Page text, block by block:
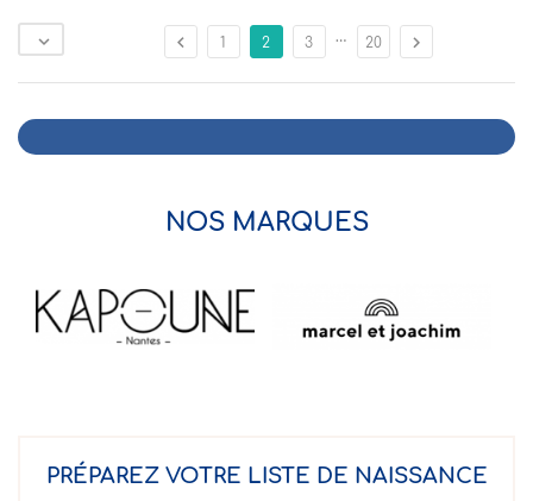
  1 2 3 … 20 
NOS MARQUES
PRÉPAREZ VOTRE LISTE DE NAISSANCE